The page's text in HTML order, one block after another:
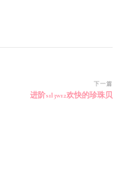
下一篇
进阶s1l3w12欢快的珍珠贝